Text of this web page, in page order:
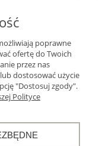
WYŚLIJ
poprawne
ofertę do Twoich
przez nas
dostosować użycie
"Dostosuj zgody".
Polityce